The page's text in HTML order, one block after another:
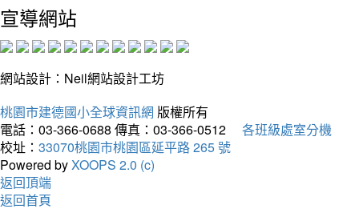
宣導網站
網站設計：Neil網站設計工坊
桃園市建德國小全球資訊網 版權所有
電話：03-366-0688 傳真：03-366-0512
各班級處室分機
校址： 33070桃園市桃園區延平路 265 號
Powered byXOOPS 2.0 (c)
返回頂端
返回首頁